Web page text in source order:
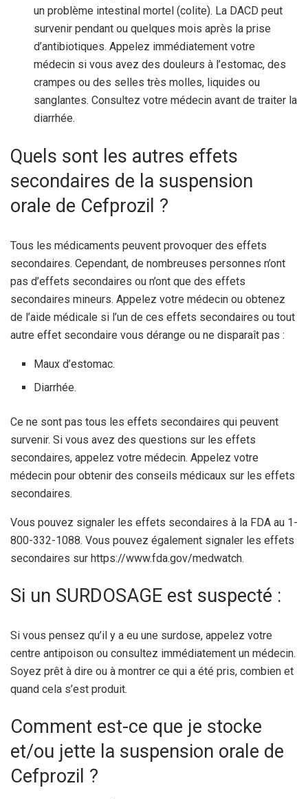
un problème intestinal mortel (colite). La DACD peut
survenir pendant ou quelques mois après la prise
d’antibiotiques. Appelez immédiatement votre
médecin si vous avez des douleurs à l’estomac, des
crampes ou des selles très molles, liquides ou
sanglantes. Consultez votre médecin avant de traiter la
diarrhée.
Quels sont les autres effets
secondaires de la suspension
orale de Cefprozil ?
Tous les médicaments peuvent provoquer des effets
secondaires. Cependant, de nombreuses personnes n’ont
pas d’effets secondaires ou n’ont que des effets
secondaires mineurs. Appelez votre médecin ou obtenez
de l’aide médicale si l’un de ces effets secondaires ou tout
autre effet secondaire vous dérange ou ne disparaît pas :
Maux d’estomac.
Diarrhée.
Ce ne sont pas tous les effets secondaires qui peuvent
survenir. Si vous avez des questions sur les effets
secondaires, appelez votre médecin. Appelez votre
médecin pour obtenir des conseils médicaux sur les effets
secondaires.
Vous pouvez signaler les effets secondaires à la FDA au 1-
800-332-1088. Vous pouvez également signaler les effets
secondaires sur https://www.fda.gov/medwatch.
Si un SURDOSAGE est suspecté :
Si vous pensez qu’il y a eu une surdose, appelez votre
centre antipoison ou consultez immédiatement un médecin.
Soyez prêt à dire ou à montrer ce qui a été pris, combien et
quand cela s’est produit.
Comment est-ce que je stocke
et/ou jette la suspension orale de
Cefprozil ?